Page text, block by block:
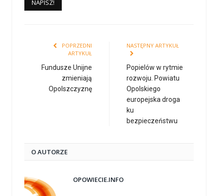
POPRZEDNI
ARTYKUŁ
Fundusze Unijne
zmieniają
Opolszczyznę
NASTĘPNY ARTYKUŁ
Popielów w rytmie
rozwoju. Powiatu
Opolskiego
europejska droga
ku
bezpieczeństwu
O AUTORZE
OPOWIECIE.INFO